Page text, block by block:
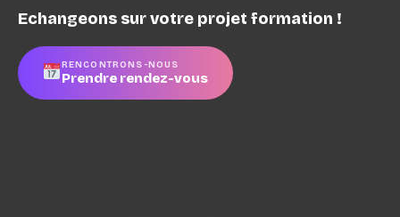
Echangeons sur votre projet formation !
RENCONTRONS-NOUS
Prendre rendez-vous